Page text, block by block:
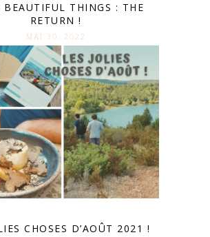
BEAUTIFUL THINGS : THE
RETURN !
MAI 30. 2022
CHOSES D’AOÛT 2021 !